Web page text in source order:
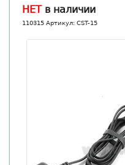
НЕТв наличии
110315 Артикул: CST-15